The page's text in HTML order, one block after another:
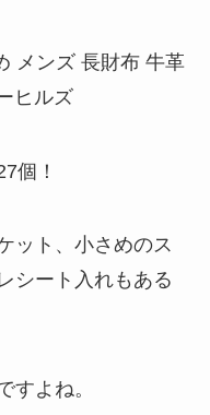
個！
ット、小さめのス
シート入れもある
すよね。